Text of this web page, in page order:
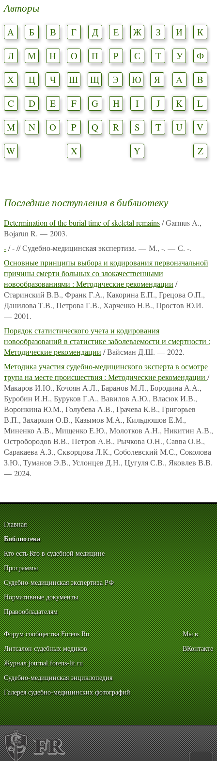
Авторы
А Б В Г Д Е Ж З И
К
Л
М Н О П Р С Т У
Ф
Х
Ц Ч Ш Щ Э Ю Я A
B
C
D E F G H I J K
L
M
N O P Q R S T U
V
W
X Y Z
Последние поступления в библиотеку
Determination of the burial time of skeletal remains/ Garmus A.,
Bojarun R. — 2003.
-/ - // Судебно-медицинская экспертиза. — М., -. — С. -.
Основные принципы выбора и кодирования первоначальной
причины смерти больных со злокачественными
новообразованиями : Методические рекомендации /
Старинский В.В., Франк Г.А., Какорина Е.П., Грецова О.П.,
Данилова Т.В., Петрова Г.В., Харченко Н.В., Простов Ю.И.
— 2001.
Порядок статистического учета и кодирования
новообразований в статистике заболеваемости и смертности :
Методические рекомендации / Вайсман Д.Ш. — 2022.
Методика участия судебно-медицинского эксперта в осмотре
трупа на месте происшествия : Методические рекомендации /
Макаров И.Ю., Кочоян А.Л., Баранов М.Л., Бородина А.А.,
Буробин И.Н., Буруков Г.А., Вавилов А.Ю., Власюк И.В.,
Воронкина Ю.М., Голубева А.В., Грачева К.В., Григорьев
В.П., Захаркин О.В., Казымов М.А., Кильдюшов Е.М.,
Миненко А.В., Мищенко Е.Ю., Молотков А.Н., Никитин А.В.,
Остробородов В.В., Петров А.В., Рычкова О.Н., Савва О.В.,
Саракаева А.З., Скворцова Л.К., Соболевский М.С., Соколова
З.Ю., Туманов Э.В., Услонцев Д.Н., Цугуля С.В., Яковлев В.В.
— 2024.
Главная
Библиотека
Кто есть Кто в судебной медицине
Программы
Судебно-медицинская экспертиза РФ
Нормативные документы
Правообладателям
Форум сообщества Forens.Ru
Литсалон судебных медиков
Журнал journal.forens-lit.ru
Судебно-медицинская энциклопедия
Галерея судебно-медицинских фотографий
Мы в:
ВКонтакте